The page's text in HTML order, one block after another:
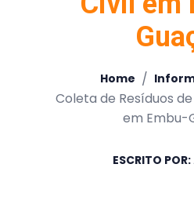
Home /
Coleta de Resíduos
em Embu-
ESCRITO POR: